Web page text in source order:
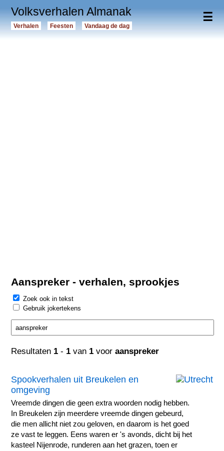
☰
Volksverhalen Almanak
Verhalen Feesten Vandaag de dag
Aanspreker - verhalen, sprookjes
Zoek ook in tekst
Gebruik jokertekens
Resultaten 1 - 1 van 1 vooraanspreker
Spookverhalen uit Breukelen en
omgeving
Vreemde dingen die geen extra woorden nodig hebben.
In Breukelen zijn meerdere vreemde dingen gebeurd,
die men allicht niet zou geloven, en daarom is het goed
ze vast te leggen. Eens waren er 's avonds, dicht bij het
kasteel Nijenrode, runderen aan het grazen, toen er